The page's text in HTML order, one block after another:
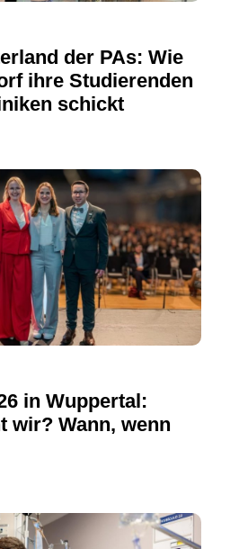
der PAs: Wie
ihre Studierenden
schickt
in Wuppertal:
wir? Wann, wenn